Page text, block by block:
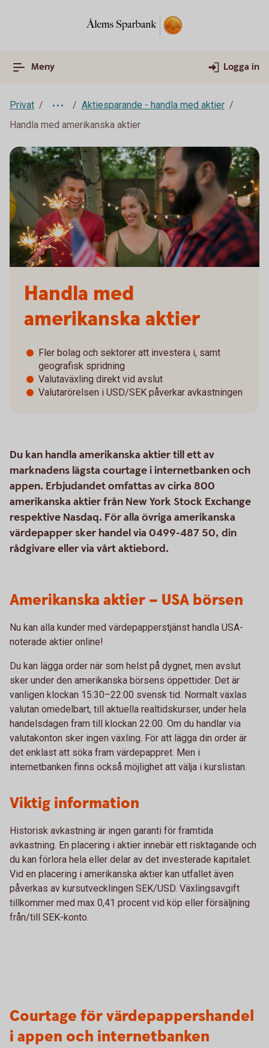
Meny Logga in
Privat
Aktiesparande - handla med aktier
Handla med amerikanska aktier
Handla med
amerikanska aktier
Fler bolag och sektorer att investera i, samt
geografisk spridning
Valutaväxling direkt vid avslut
Valutarörelsen i USD/SEK påverkar avkastningen
Du kan handla amerikanska aktier till ett av
marknadens lägsta courtage i internetbanken och
appen. Erbjudandet omfattas av cirka 800
amerikanska aktier från New York Stock Exchange
respektive Nasdaq. För alla övriga amerikanska
värdepapper sker handel via 0499-487 50, din
rådgivare eller via vårt aktiebord.
Amerikanska aktier – USA börsen
Nu kan alla kunder med värdepapperstjänst handla USA-
noterade aktier online!
Du kan lägga order när som helst på dygnet, men avslut
sker under den amerikanska börsens öppettider. Det är
vanligen klockan 15:30–22:00 svensk tid. Normalt växlas
valutan omedelbart, till aktuella realtidskurser, under hela
handelsdagen fram till klockan 22:00. Om du handlar via
valutakonton sker ingen växling. För att lägga din order är
det enklast att söka fram värdepappret. Men i
internetbanken finns också möjlighet att välja i kurslistan.
Viktig information
Historisk avkastning är ingen garanti för framtida
avkastning. En placering i aktier innebär ett risktagande och
du kan förlora hela eller delar av det investerade kapitalet.
Vid en placering i amerikanska aktier kan utfallet även
påverkas av kursutvecklingen SEK/USD. Växlingsavgift
tillkommer med max 0,41 procent vid köp eller försäljning
från/till SEK-konto.
Courtage för värdepappershandel
i appen och internetbanken